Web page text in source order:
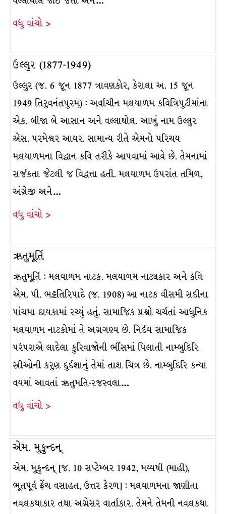
વધુ વાંચો >
ઉલ્લુર (1877-1949)
ઉલ્લુર (જ. 6 જૂન 1877 ત્રાવણકોર, કેરાલા અ. 15 જૂન
1949 તિરુવનંતપુરમ્) : અર્વાચીન મલયાળમ કવિત્રિપુટીમાંના
એક. બીજા બે આસાન અને વલ્લાથોલ. આખું નામ ઉલ્લુર
એસ. પરમેશ્વર આયર. સામાન્ય રીતે એમનો પરિચય
મલયાળમના વિદ્વાન કવિ તરીકે આપવામાં આવે છે. તેમનામાં
સર્જકતા જેટલી જ વિદ્વત્તા હતી. મલયાળમ ઉપરાંત તમિળ,
અંગ્રેજી અને…
વધુ વાંચો >
ઋતુમૂર્તિ
ઋતુમૂર્તિ : મલયાળમ નાટક. મલયાળમ નાટ્યકાર અને કવિ
એમ. પી. ભટ્ટતિરિપાદે (જ. 1908) આ નાટક વીસમી સદીના
પાંચમા દાયકામાં રચ્યું હતું. સામાજિક પ્રશ્નો ચર્ચતાં આધુનિક
મલયાળમ નાટકોમાં તે અગ્રગણ્ય છે. નિર્દય સામાજિક
પરંપરાએ લાદેલા કુરિવાજોની ભીંસમાં પિલાતી નામ્બુદિરિ
સ્ત્રીઓની કરુણ દુર્દશાનું તેમાં તાશ ચિત્ર છે. નામ્બુદિરિ કન્યા
વયમાં આવતાં ઋતુમતિ-રજસ્વલા…
વધુ વાંચો >
એમ. મુકુન્દન્
એમ. મુકુન્દન્ [જ. 10 સપ્ટેમ્બર 1942, મય્યષી (માહી),
ભૂતપૂર્વ ફ્રેંચ વસાહત, ઉત્તર કેરળ] : મલયાળમના જાણીતા
નવલકથાકાર તથા અગ્રેસર વાર્તાકાર. તેમને તેમની નવલકથા